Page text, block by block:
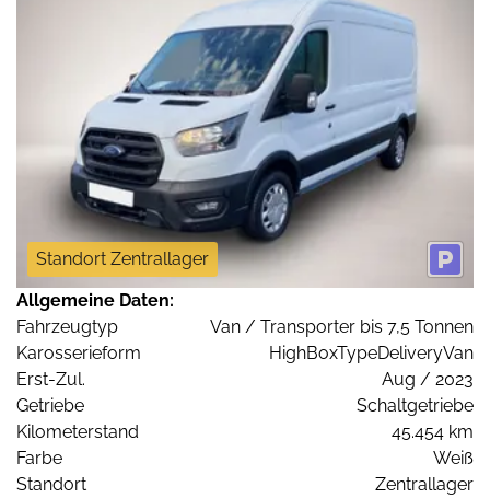
Standort Zentrallager
Allgemeine Daten:
Fahrzeugtyp
Van / Transporter bis 7,5 Tonnen
Karosserieform
HighBoxTypeDeliveryVan
Erst-Zul.
Aug / 2023
Getriebe
Schaltgetriebe
Kilometerstand
45.454 km
Farbe
Weiß
Standort
Zentrallager